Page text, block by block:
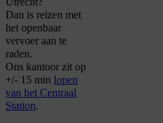
Dan is reizen met
het openbaar
vervoer aan te
raden.
Ons kantoor zit op
+/- 15 min lopen
van het Centraal
Station.